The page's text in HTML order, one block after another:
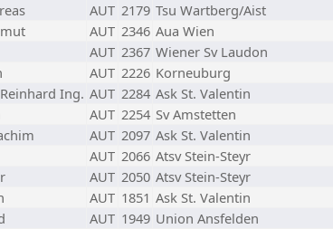
AUT 2179 Tsu Wartberg/Aist
AUT 2346 Aua Wien
AUT 2367 Wiener Sv Laudon
AUT 2226 Korneuburg
Ing. AUT 2284 Ask St. Valentin
AUT 2254 Sv Amstetten
AUT 2097 Ask St. Valentin
AUT 2066 Atsv Stein-Steyr
AUT 2050 Atsv Stein-Steyr
AUT 1851 Ask St. Valentin
AUT 1949 Union Ansfelden